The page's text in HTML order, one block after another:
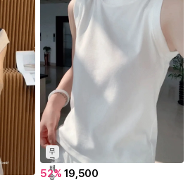
무
료
배
송
52% 19,500